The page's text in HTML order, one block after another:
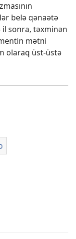
belə qənaətə
sonra, təxminən
mətni
olaraq üst-üstə